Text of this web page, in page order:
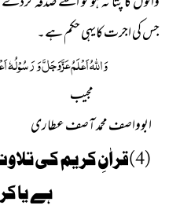
جس کی اجرت کایہی حکم ہے۔
وَاللہُاَعْلَمُعَزَّوَجَلَّوَ رَسُوْلُہٗ
مجیب
ابوواصف محمد آصف عطاری
(4)قراٰنِ کریم کی
ہے یا